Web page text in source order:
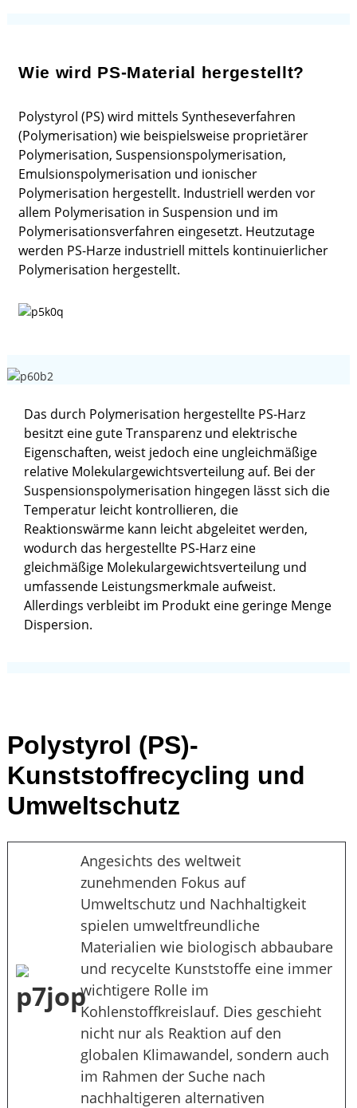
Wie wird PS-Material hergestellt?
Polystyrol (PS) wird mittels Syntheseverfahren
(Polymerisation) wie beispielsweise proprietärer
Polymerisation, Suspensionspolymerisation,
Emulsionspolymerisation und ionischer
Polymerisation hergestellt. Industriell werden vor
allem Polymerisation in Suspension und im
Polymerisationsverfahren eingesetzt. Heutzutage
werden PS-Harze industriell mittels kontinuierlicher
Polymerisation hergestellt.
Das durch Polymerisation hergestellte PS-Harz
besitzt eine gute Transparenz und elektrische
Eigenschaften, weist jedoch eine ungleichmäßige
relative Molekulargewichtsverteilung auf. Bei der
Suspensionspolymerisation hingegen lässt sich die
Temperatur leicht kontrollieren, die
Reaktionswärme kann leicht abgeleitet werden,
wodurch das hergestellte PS-Harz eine
gleichmäßige Molekulargewichtsverteilung und
umfassende Leistungsmerkmale aufweist.
Allerdings verbleibt im Produkt eine geringe Menge
Dispersion.
Polystyrol (PS)-
Kunststoffrecycling und
Umweltschutz
Angesichts des weltweit
zunehmenden Fokus auf
Umweltschutz und Nachhaltigkeit
spielen umweltfreundliche
Materialien wie biologisch abbaubare
und recycelte Kunststoffe eine immer
wichtigere Rolle im
Kohlenstoffkreislauf. Dies geschieht
nicht nur als Reaktion auf den
globalen Klimawandel, sondern auch
im Rahmen der Suche nach
nachhaltigeren alternativen